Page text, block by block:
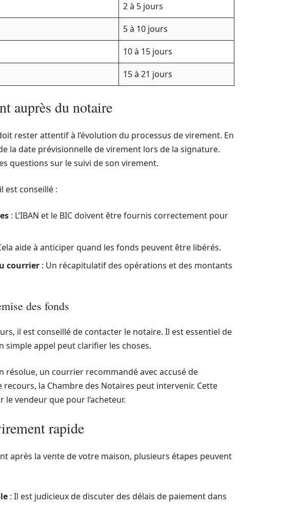
2 à 5 jours
5 à 10 jours
10 à 15 jours
15 à 21 jours
auprès du notaire
rester attentif à l’évolution du processus de virement. En
la date prévisionnelle de virement lors de la signature.
questions sur le suivi de son virement.
est conseillé :
: L’IBAN et le BIC doivent être fournis correctement pour
aide à anticiper quand les fonds peuvent être libérés.
courrier : Un récapitulatif des opérations et des montants
des fonds
il est conseillé de contacter le notaire. Il est essentiel de
simple appel peut clarifier les choses.
résolue, un courrier recommandé avec accusé de
la Chambre des Notaires peut intervenir. Cette
vendeur que pour l’acheteur.
rapide
après la vente de votre maison, plusieurs étapes peuvent
: Il est judicieux de discuter des délais de paiement dans